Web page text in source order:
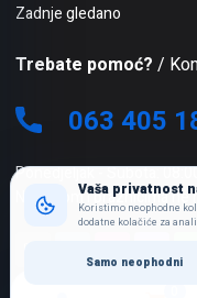
Zadnje gledano
Trebate pomoć? /
063 405
Ponedjeljak - Subota:
Nedjeljom i praznicima ne
Vaša privatnost
Koristimo neophodne
dodatne kolačiće za
Samo neophodni